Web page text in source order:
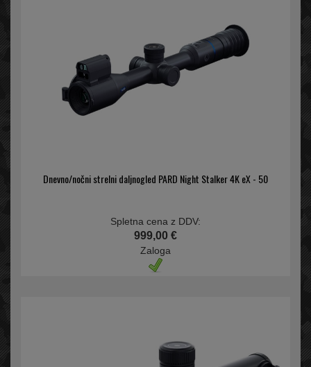
Dnevno/nočni strelni daljnogled PARD Night Stalker 4K eX - 50
Spletna cena z DDV:
999,00 €
Zaloga